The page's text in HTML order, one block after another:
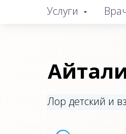
Услуги
Лор детский и